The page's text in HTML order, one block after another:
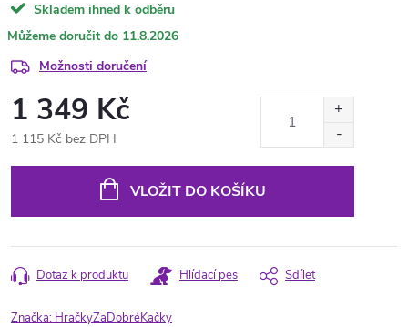
Skladem ihned k odběru
11.8.2026
Možnosti doručení
1 349 Kč
1 115 Kč bez DPH
VLOŽIT DO KOŠÍKU
Dotaz k produktu Hlídací pes Sdílet
Značka: HračkyZaDobréKačky